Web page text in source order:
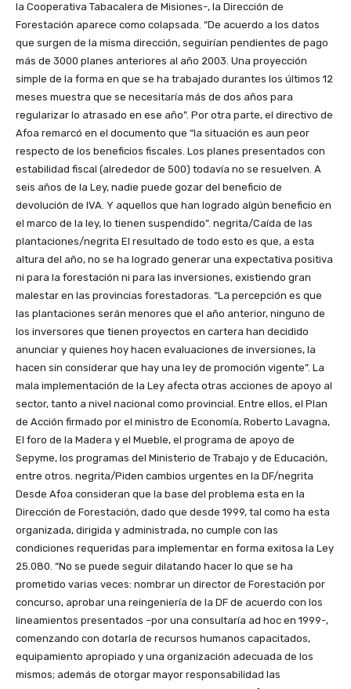
la Cooperativa Tabacalera de Misiones-, la Dirección de
Forestación aparece como colapsada. “De acuerdo a los datos
que surgen de la misma dirección, seguirían pendientes de pago
más de 3000 planes anteriores al año 2003. Una proyección
simple de la forma en que se ha trabajado durantes los últimos 12
meses muestra que se necesitaría más de dos años para
regularizar lo atrasado en ese año”. Por otra parte, el directivo de
Afoa remarcó en el documento que “la situación es aun peor
respecto de los beneficios fiscales. Los planes presentados con
estabilidad fiscal (alrededor de 500) todavía no se resuelven. A
seis años de la Ley, nadie puede gozar del beneficio de
devolución de IVA. Y aquellos que han logrado algún beneficio en
el marco de la ley, lo tienen suspendido”. negrita/Caída de las
plantaciones/negrita El resultado de todo esto es que, a esta
altura del año, no se ha logrado generar una expectativa positiva
ni para la forestación ni para las inversiones, existiendo gran
malestar en las provincias forestadoras. “La percepción es que
las plantaciones serán menores que el año anterior, ninguno de
los inversores que tienen proyectos en cartera han decidido
anunciar y quienes hoy hacen evaluaciones de inversiones, la
hacen sin considerar que hay una ley de promoción vigente”. La
mala implementación de la Ley afecta otras acciones de apoyo al
sector, tanto a nivel nacional como provincial. Entre ellos, el Plan
de Acción firmado por el ministro de Economía, Roberto Lavagna,
El foro de la Madera y el Mueble, el programa de apoyo de
Sepyme, los programas del Ministerio de Trabajo y de Educación,
entre otros. negrita/Piden cambios urgentes en la DF/negrita
Desde Afoa consideran que la base del problema esta en la
Dirección de Forestación, dado que desde 1999, tal como ha esta
organizada, dirigida y administrada, no cumple con las
condiciones requeridas para implementar en forma exitosa la Ley
25.080. “No se puede seguir dilatando hacer lo que se ha
prometido varias veces: nombrar un director de Forestación por
concurso, aprobar una reingeniería de la DF de acuerdo con los
lineamientos presentados –por una consultaría ad hoc en 1999-,
comenzando con dotarla de recursos humanos capacitados,
equipamiento apropiado y una organización adecuada de los
mismos; además de otorgar mayor responsabilidad las